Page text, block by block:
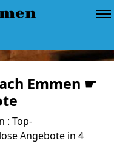
Emmen ☛
: Top-
Angebote in 4